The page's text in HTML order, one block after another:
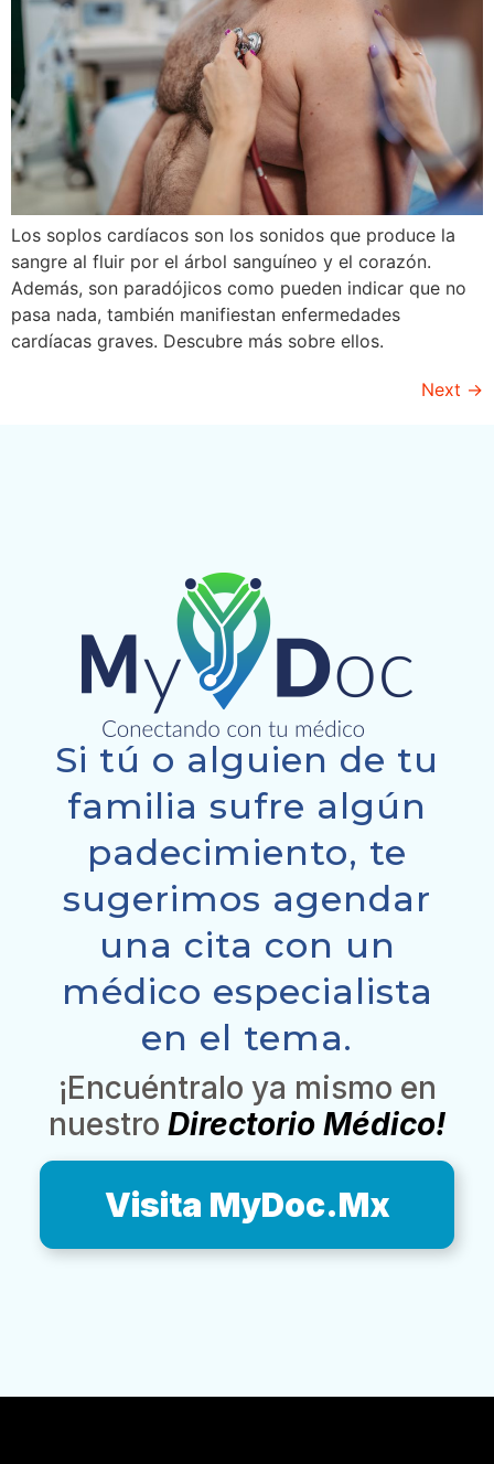
Los soplos cardíacos son los sonidos que produce la
sangre al fluir por el árbol sanguíneo y el corazón.
Además, son paradójicos como pueden indicar que no
pasa nada, también manifiestan enfermedades
cardíacas graves. Descubre más sobre ellos.
Next →
Si tú o alguien de tu
familia sufre algún
padecimiento, te
sugerimos agendar
una cita con un
médico especialista
en el tema.
¡Encuéntralo ya mismo en
nuestro Directorio Médico!
Visita MyDoc.Mx